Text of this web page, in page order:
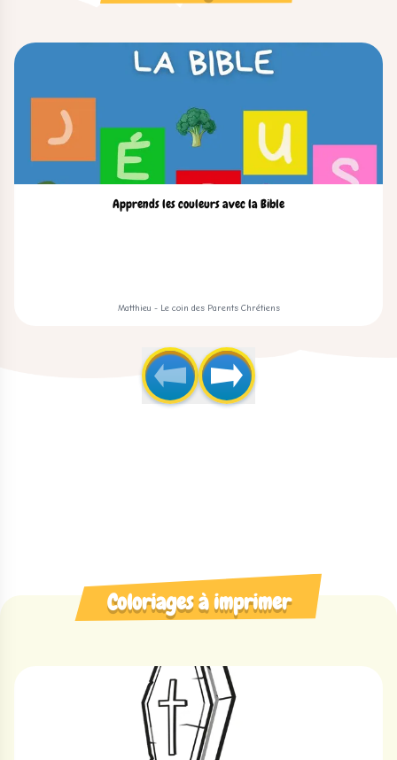
Apprends les couleurs avec la Bible
Matthieu - Le coin des Parents Chrétiens
Coloriages à imprimer